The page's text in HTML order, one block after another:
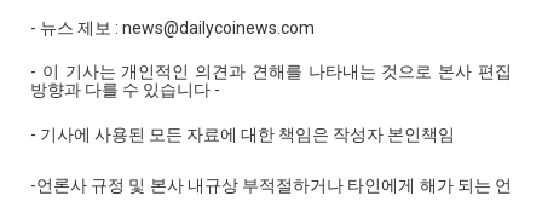
- 뉴스 제보 : news@dailycoinews.com
- 이 기사는 개인적인 의견과 견해를 나타내는 것으로 본사 편집
방향과 다를 수 있습니다 -
- 기사에 사용된 모든 자료에 대한 책임은 작성자 본인책임
-언론사 규정 및 본사 내규상 부적절하거나 타인에게 해가 되는 언